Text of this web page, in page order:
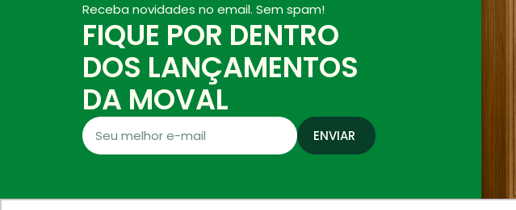
Receba novidades no email. Sem spam!
FIQUE POR DENTRO
DOS LANÇAMENTOS
DA MOVAL
ENVIAR